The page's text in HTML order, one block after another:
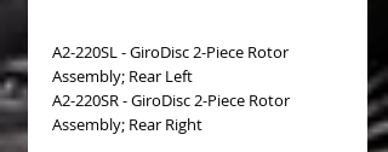
A2-220SL - GiroDisc 2-Piece Rotor
Assembly; Rear Left
A2-220SR - GiroDisc 2-Piece Rotor
Assembly; Rear Right